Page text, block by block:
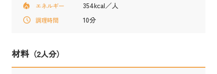
エネルギー 354kcal／人
調理時間 10分
材料（2人分）